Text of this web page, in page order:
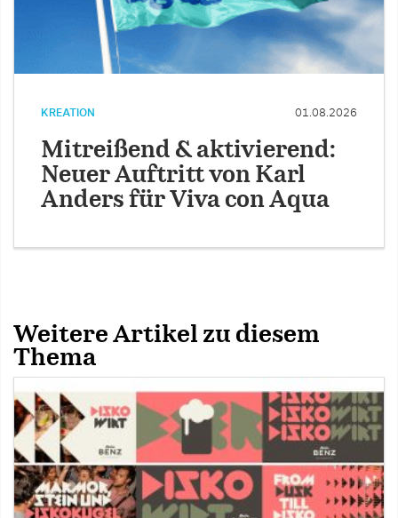
KREATION 01.08.2026
Mitreißend & aktivierend:
Neuer Auftritt von Karl
Anders für Viva con Aqua
Weitere Artikel zu diesem
Thema